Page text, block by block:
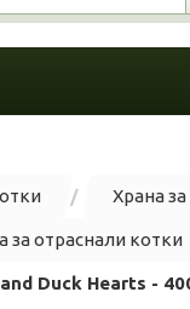
Храна
за отраснали котки
Duck Hearts -